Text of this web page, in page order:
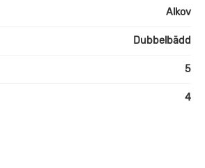
Alkov
Dubbelbädd
5
4